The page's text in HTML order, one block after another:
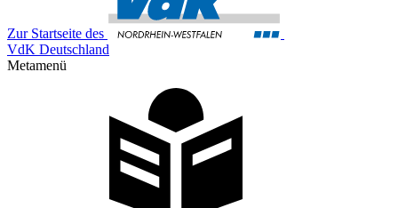
Zur Startseite des
VdK Deutschland
Metamenü